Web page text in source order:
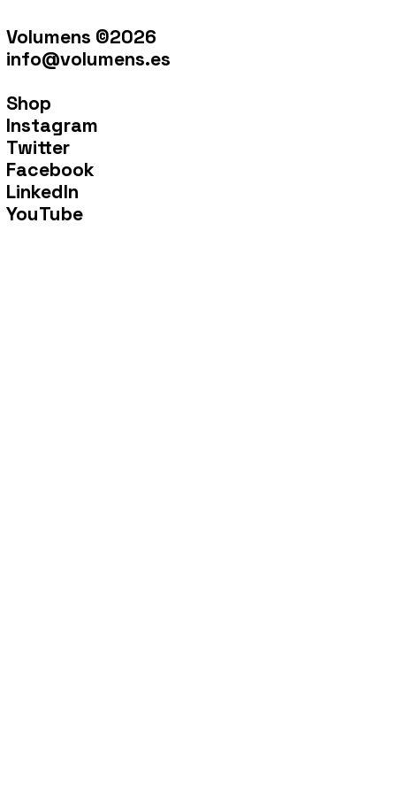
Volumens ©2026
info@volumens.es
Shop
Instagram
Twitter
Facebook
LinkedIn
YouTube